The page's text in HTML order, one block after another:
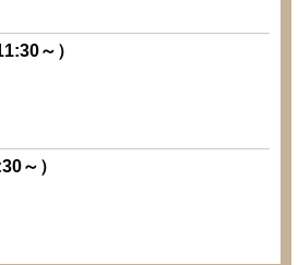
～）
～）